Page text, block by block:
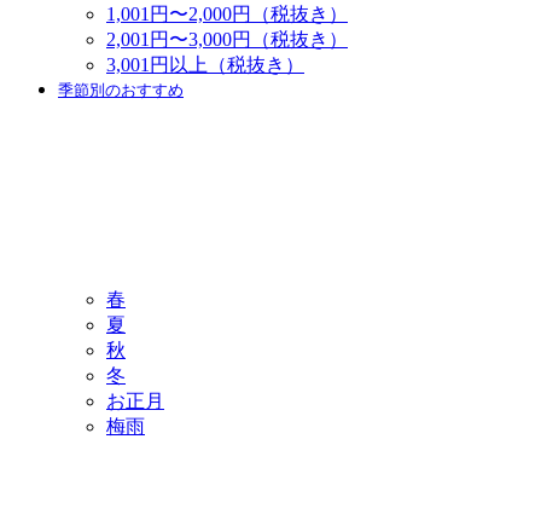
1,001円〜2,000円（税抜き）
2,001円〜3,000円（税抜き）
3,001円以上（税抜き）
季節別のおすすめ
春
夏
秋
冬
お正月
梅雨